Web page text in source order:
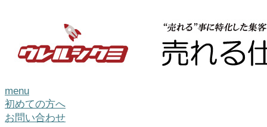
menu
初めての方へ
お問い合わせ